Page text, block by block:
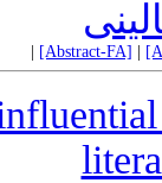
[Abstract-FA]